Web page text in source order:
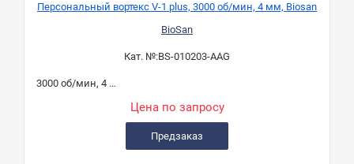
Персональный вортекс V-1 plus, 3000 об/мин, 4 мм, Biosan
BioSan
Кат. №:BS-010203-AAG
3000 об/мин, 4 мм
Цена по запросу
Предзаказ